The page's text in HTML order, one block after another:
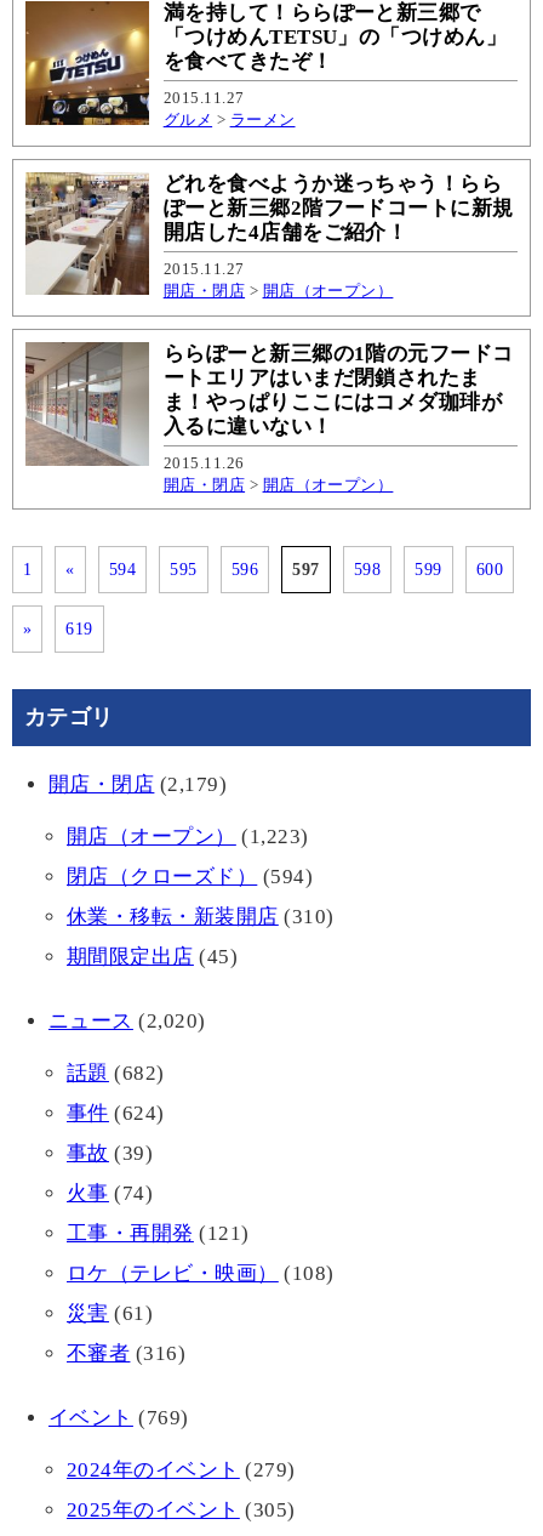
満を持して！ららぽーと新三郷で
「つけめんTETSU」の「つけめん」
を食べてきたぞ！
2015.11.27
グルメ > ラーメン
どれを食べようか迷っちゃう！らら
ぽーと新三郷2階フードコートに新規
開店した4店舗をご紹介！
2015.11.27
開店・閉店 > 開店（オープン）
ららぽーと新三郷の1階の元フードコ
ートエリアはいまだ閉鎖されたま
ま！やっぱりここにはコメダ珈琲が
入るに違いない！
2015.11.26
開店・閉店 > 開店（オープン）
1 « 594 595 596 597 598 599 600
» 619
カテゴリ
開店・閉店 (2,179)
開店（オープン）
(1,223)
閉店（クローズド）
(594)
休業・移転・新装開店 (310)
期間限定出店 (45)
ニュース (2,020)
話題 (682)
事件 (624)
事故 (39)
火事 (74)
工事・再開発 (121)
ロケ（テレビ・映画）
(108)
災害 (61)
不審者 (316)
イベント (769)
2024年のイベント (279)
2025年のイベント (305)